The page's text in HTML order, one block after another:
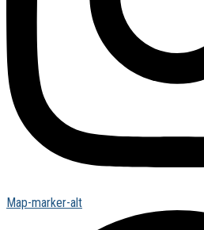
Map-marker-alt